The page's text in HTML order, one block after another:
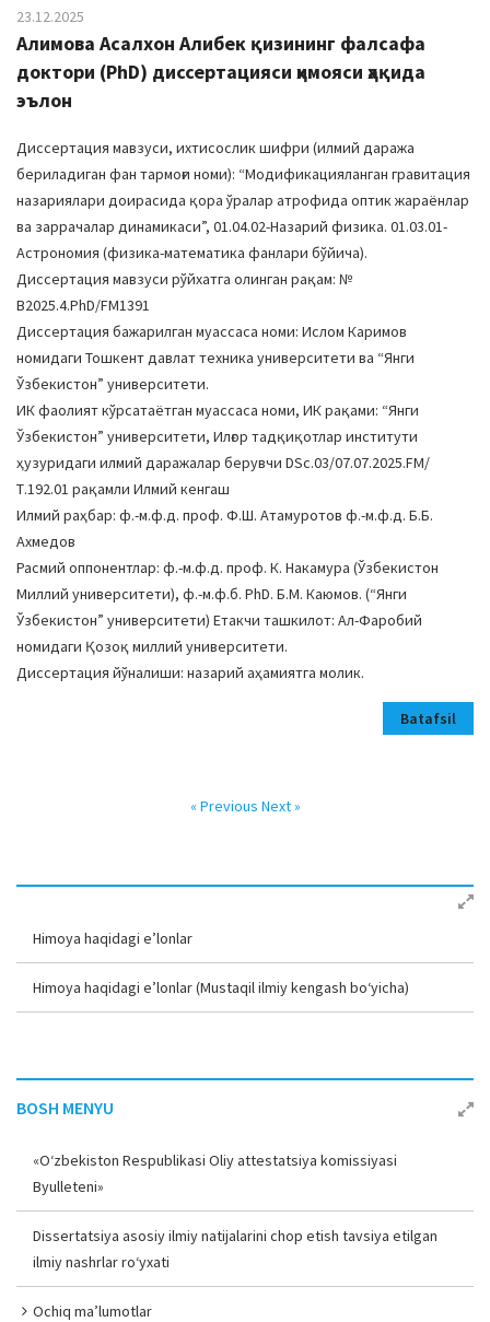
23.12.2025
Алимова Асалхон Алибек қизининг фалсафа
доктори (PhD) диссертацияси ҳимояси ҳақида
эълон
Диссертация мавзуси, ихтисослик шифри (илмий даража
бериладиган фан тармоғи номи): “Модификацияланган гравитация
назариялари доирасида қора ўралар атрофида оптик жараёнлар
ва заррачалар динамикаси”, 01.04.02-Назарий физика. 01.03.01-
Астрономия (физика-математика фанлари бўйича).
Диссертация мавзуси рўйхатга олинган рақам: №
В2025.4.PhD/FM1391
Диссертация бажарилган муассаса номи: Ислом Каримов
номидаги Тошкент давлат техника университети ва “Янги
Ўзбекистон” университети.
ИК фаолият кўрсатаётган муассаса номи, ИК рақами: “Янги
Ўзбекистон” университети, Илғор тадқиқотлар институти
ҳузуридаги илмий даражалар берувчи DSc.03/07.07.2025.FM/
Т.192.01 рақамли Илмий кенгаш
Илмий раҳбар: ф.-м.ф.д. проф. Ф.Ш. Атамуротов ф.-м.ф.д. Б.Б.
Ахмедов
Расмий оппонентлар: ф.-м.ф.д. проф. К. Накамура (Ўзбекистон
Миллий университети), ф.-м.ф.б. PhD. Б.М. Каюмов. (“Янги
Ўзбекистон” университети) Етакчи ташкилот: Ал-Фаробий
номидаги Қозоқ миллий университети.
Диссертация йўналиши: назарий аҳамиятга молик.
Batafsil
« Previous Next »
Himoya haqidagi e’lonlar
Himoya haqidagi e’lonlar (Mustaqil ilmiy kengash bo‘yicha)
BOSH MENYU
«O‘zbekiston Respublikasi Oliy attestatsiya komissiyasi
Byulleteni»
Dissertatsiya asosiy ilmiy natijalarini chop etish tavsiya etilgan
ilmiy nashrlar ro‘yxati
Ochiq ma’lumotlar